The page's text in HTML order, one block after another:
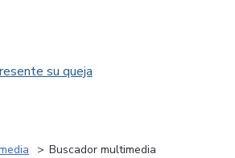
su queja
Buscador multimedia